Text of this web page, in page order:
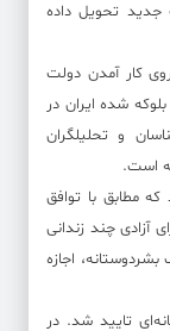
به دولت جدید تحویل داده
کار آمدن دولت
بلوکه شده ایران در
و تحلیلگران
است.
که مطابق با توافق
در ازای آزادی چند زندانی
برای اهداف بشردوستانه، اجازه
تایید شد. در